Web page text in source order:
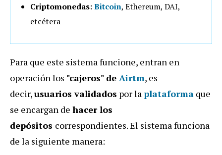
Criptomonedas:Bitcoin, Ethereum, DAI,
etcétera
Para que este sistema funcione, entran en
operación los "cajeros" de Airtm, es
decir,usuarios validados por laplataforma que
se encargan de hacer los
depósitos correspondientes. El sistema funciona
de la siguiente manera: